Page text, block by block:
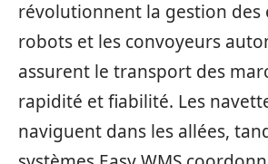
révolutionnent la gestion des
robots et les convoyeurs
assurent le transport des
rapidité et fiabilité. Les
naviguent dans les allées,